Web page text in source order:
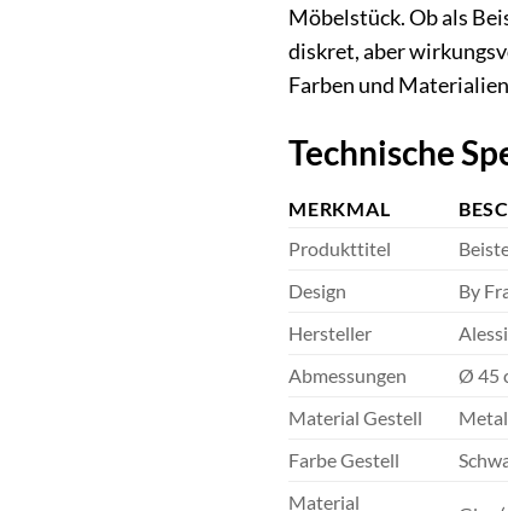
Möbelstück. Ob als
diskret, aber
Farben und
Technische
MERKMAL
Produkttitel
Design
By
Hersteller
Alessi
Abmessungen
Ø 45
Material Gestell
Farbe Gestell
Material